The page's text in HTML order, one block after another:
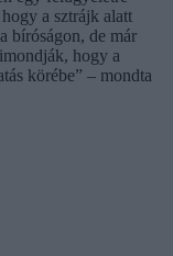
a sztrájk alatt
bíróságon, de már
hogy a
körébe” – mondta